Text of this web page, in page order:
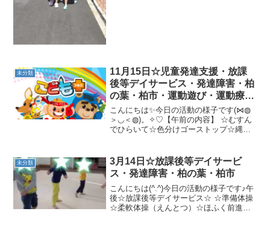
未分類
11月15日☆児童発達支援・放課
後等デイサービス・発達障害・柏
の葉・柏市・運動遊び・運動療
育・プログラム・楽しい療育
こんにちは✨今日の活動の様子です(⋈◍
＞◡＜◍)。✧♡【午前の内容】 ☆むすん
でひらいて☆色分けゴーストップ☆縄遊
るブランコ【午後の内容】 ☆柔軟体操4
種類(カメ、エ...
未分類
3月14日☆放課後等デイサービ
ス・発達障害・柏の葉・柏市
こんにちは(^.^)今日の活動の様子です♪午
後☆放課後等デイサービス☆ ☆準備体操
☆柔軟体操（えんとつ）☆ほふく前進☆